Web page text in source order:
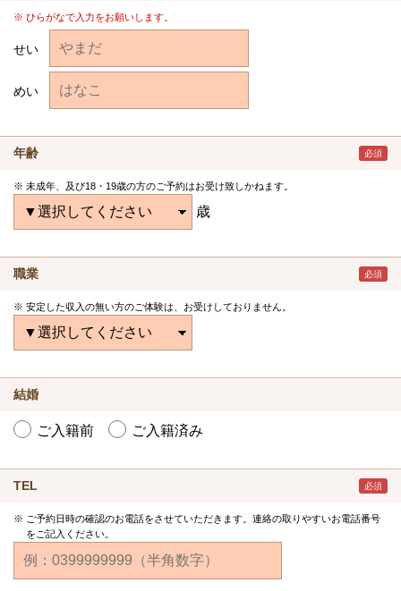
ひらがなで入力をお願いします。
せい
めい
年齢 必須
未成年、及び18・19歳の方のご予約はお受け致しかねます。
歳
職業 必須
安定した収入の無い方のご体験は、お受けしておりません。
結婚
ご入籍前 ご入籍済み
TEL 必須
ご予約日時の確認のお電話をさせていただきます。連絡の取りやすいお電話番号
をご記入ください。